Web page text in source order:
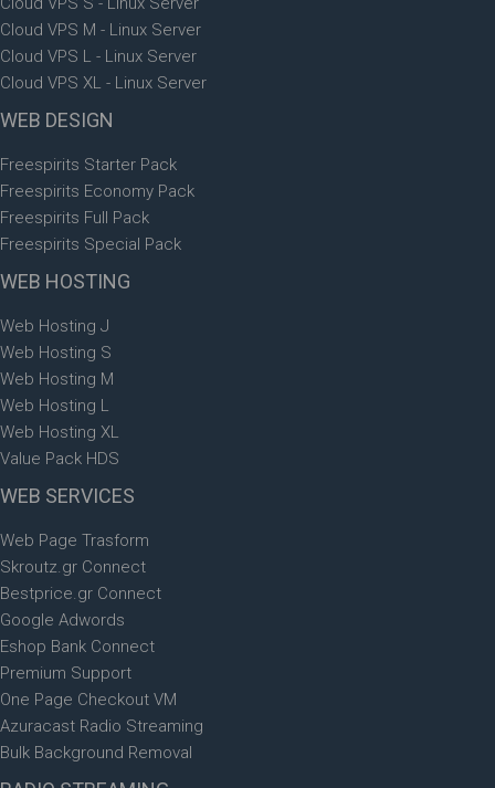
Cloud VPS M - Linux Server
Cloud VPS L - Linux Server
Cloud VPS XL - Linux Server
WEB DESIGN
Freespirits Starter Pack
Freespirits Economy Pack
Freespirits Full Pack
Freespirits Special Pack
WEB HOSTING
Web Hosting J
Web Hosting S
Web Hosting M
Web Hosting L
Web Hosting XL
Value Pack HDS
WEB SERVICES
Web Page Trasform
Skroutz.gr Connect
Bestprice.gr Connect
Google Adwords
Eshop Bank Connect
Premium Support
One Page Checkout VM
Azuracast Radio Streaming
Bulk Background Removal